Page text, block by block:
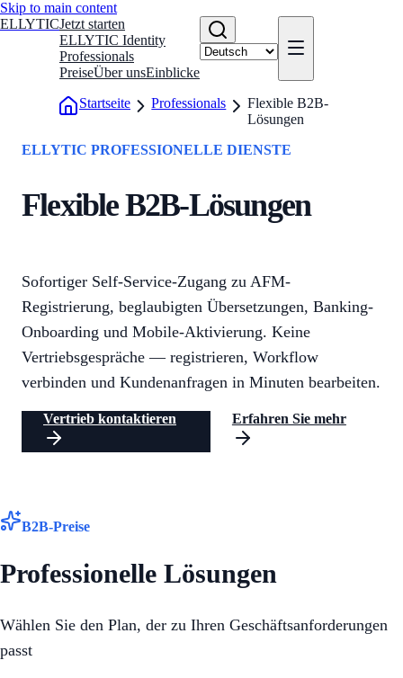
Skip to main content
ELLYTICJetzt starten
ELLYTIC Identity
Professionals
PreiseÜber unsEinblicke
Startseite
Professionals
Flexible B2B-
Lösungen
ELLYTIC PROFESSIONELLE DIENSTE
Flexible B2B-Lösungen
Sofortiger Self-Service-Zugang zu AFM-
Registrierung, beglaubigten Übersetzungen, Banking-
Onboarding und Mobile-Aktivierung. Keine
Vertriebsgespräche — registrieren, Workflow
verbinden und Kundenanfragen in Minuten bearbeiten.
Vertrieb kontaktieren Erfahren Sie mehr
B2B-Preise
Professionelle Lösungen
Wählen Sie den Plan, der zu Ihren Geschäftsanforderungen
passt